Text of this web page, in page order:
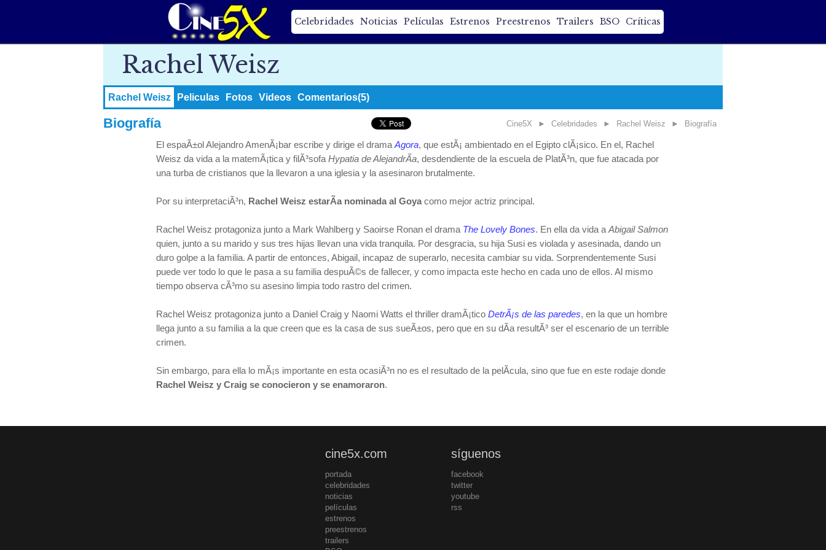
Celebridades Noticias Películas Estrenos Preestrenos Trailers BSO Críticas
Rachel Weisz
Rachel Weisz Peliculas Fotos Videos Comentarios(5)
Biografía Cine5X ► Celebridades ► Rachel Weisz ► Biografía
El espaÃ±ol Alejandro AmenÃ¡bar escribe y dirige el drama Agora, que estÃ¡ ambientado en el Egipto clÃ¡sico. En el, Rachel
Weisz da vida a la matemÃ¡tica y filÃ³sofa Hypatia de AlejandrÃ­a, desdendiente de la escuela de PlatÃ³n, que fue atacada por
una turba de cristianos que la llevaron a una iglesia y la asesinaron brutalmente.
Por su interpretaciÃ³n, Rachel Weisz estarÃ­a nominada al Goyacomo mejor actriz principal.
Rachel Weisz protagoniza junto a Mark Wahlberg y Saoirse Ronan el drama The Lovely Bones. En ella da vida a Abigail Salmon
quien, junto a su marido y sus tres hijas llevan una vida tranquila. Por desgracia, su hija Susi es violada y asesinada, dando un
duro golpe a la familia. A partir de entonces, Abigail, incapaz de superarlo, necesita cambiar su vida. Sorprendentemente Susi
puede ver todo lo que le pasa a su familia despuÃ©s de fallecer, y como impacta este hecho en cada uno de ellos. Al mismo
tiempo observa cÃ³mo su asesino limpia todo rastro del crimen.
Rachel Weisz protagoniza junto a Daniel Craig y Naomi Watts el thriller dramÃ¡tico DetrÃ¡s de las paredes, en la que un hombre
llega junto a su familia a la que creen que es la casa de sus sueÃ±os, pero que en su dÃ­a resultÃ³ ser el escenario de un terrible
crimen.
Sin embargo, para ella lo mÃ¡s importante en esta ocasiÃ³n no es el resultado de la pelÃ­cula, sino que fue en este rodaje donde
Rachel Weisz y Craig se conocieron y se enamoraron.
cine5x.com
portada
celebridades
noticias
películas
estrenos
preestrenos
trailers
síguenos
facebook
twitter
youtube
rss